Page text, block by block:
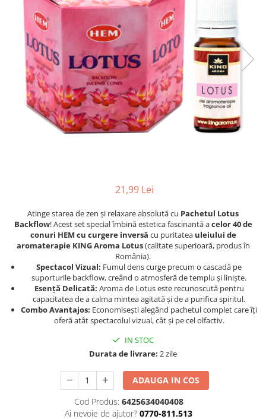
Accesorii și Difuzoare
Difuzoare Uleiuri Clasice
Suporți Conuri & bețe parfumate
Suporți Conuri Backflow
Profesionale
Flacoane & Recipiente
Cutii carton și soluții de expediere
Soluții Retail, B2B & Display
(Volume Mari)
Parfum pentru rufe (Bax/Vrac)
Uleiuri parfumate aromaterapie
(Pachete/Bax)
Odorizante Auto cu Pulverizator
21,99 Lei
Atinge starea de zen și relaxare absolută cu Pachetul Lotus
Backflow! Acest set special îmbină estetica fascinantă acelor 40 de
conuri HEM cu curgere inversă cu puritatea uleiului de
aromaterapie KING Aroma Lotus(calitate superioară, produs în
România).
Spectacol Vizual: Fumul dens curge precum o cascadă pe
suporturile backflow, creând o atmosferă de templu și liniște.
Esență Delicată: Aroma de Lotus este recunoscută pentru
capacitatea de a calma mintea agitată și de a purifica spiritul.
Combo Avantajos: Economisești alegând pachetul complet care îți
oferă atât spectacolul vizual, cât și pe cel olfactiv.
IN STOC
Durata de livrare: 2 zile
ADAUGA IN COS
Cod Produs: 6425634040408
Ai nevoie de ajutor? 0770-811.513